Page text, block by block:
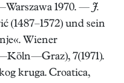
1970. — J.
(1487–1572) und sein
Wiener
7(1971).
kruga. Croatica,